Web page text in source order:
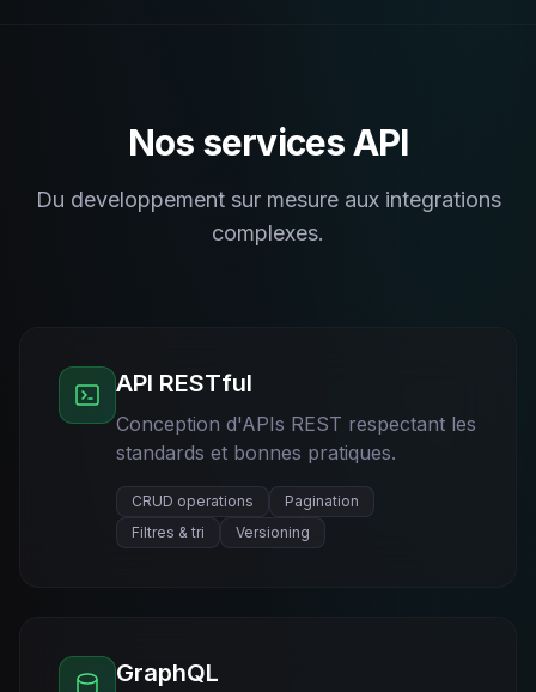
Nos services API
Du developpement sur mesure aux integrations
complexes.
API RESTful
Conception d'APIs REST respectant les
standards et bonnes pratiques.
CRUD operations
Pagination
Filtres & tri
Versioning
GraphQL